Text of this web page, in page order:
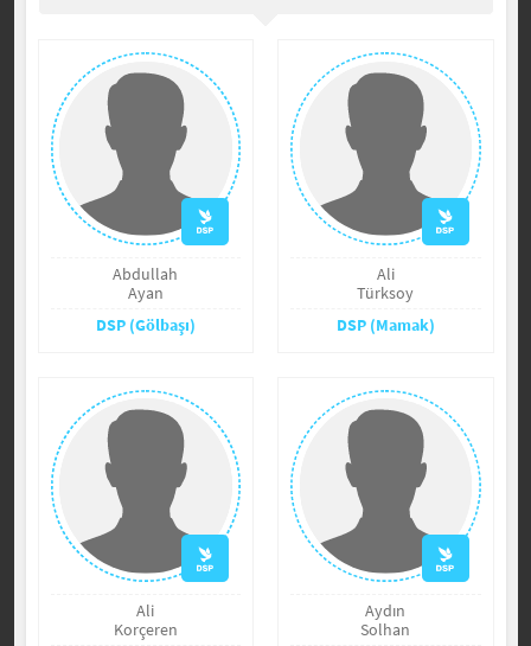
Abdullah
Ayan
DSP (Gölbaşı)
Ali
Türksoy
DSP (Mamak)
Ali
Korçeren
Aydın
Solhan